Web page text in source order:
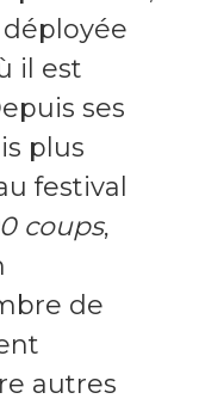
il est
ses
plus
festival
coups,
de
autres